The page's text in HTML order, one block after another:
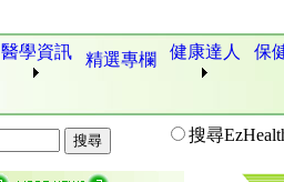
醫學資訊 精選專欄 健康達人 保
搜尋